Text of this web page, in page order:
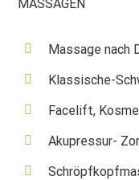
MASSAGEN
Massage nach
Klassische-
Facelift,
Akupressur-